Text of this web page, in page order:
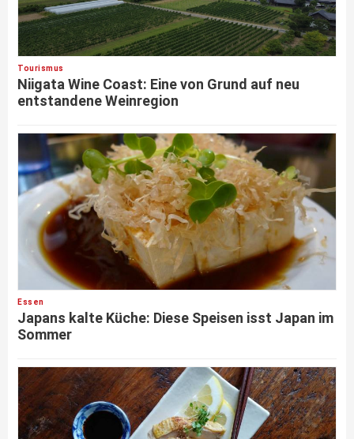
Tourismus
Niigata Wine Coast: Eine von Grund auf neu
entstandene Weinregion
Essen
Japans kalte Küche: Diese Speisen isst Japan im
Sommer